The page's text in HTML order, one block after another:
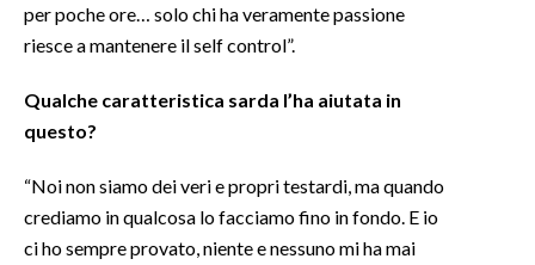
per poche ore… solo chi ha veramente passione
riesce a mantenere il self control”.
Qualche caratteristica sarda l’ha aiutata in
questo?
“Noi non siamo dei veri e propri testardi, ma quando
crediamo in qualcosa lo facciamo fino in fondo. E io
ci ho sempre provato, niente e nessuno mi ha mai